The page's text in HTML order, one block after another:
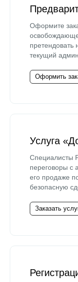
Оформите
претендовать
текущий
Оформить
Услуга
Специалисты
переговоры с
его продаже
безопасную
Заказать